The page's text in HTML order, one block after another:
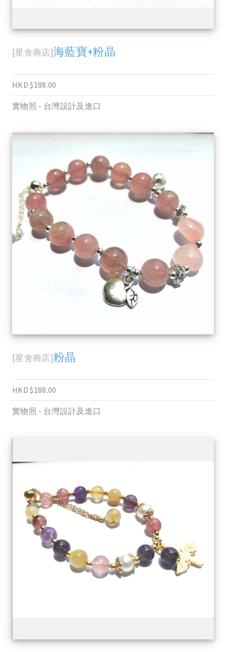
[星舍商店]海藍寶+粉晶
HKD $188.00
實物照 - 台灣設計及進口
[星舍商店]粉晶
HKD $188.00
實物照 - 台灣設計及進口